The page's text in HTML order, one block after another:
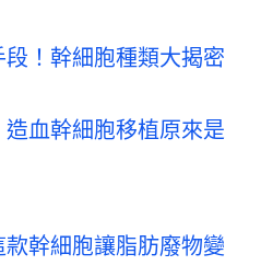
！幹細胞種類大揭密
血幹細胞移植原來是
幹細胞讓脂肪廢物變